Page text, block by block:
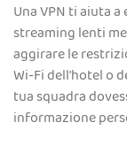
Una VPN ti aiuta
streaming lenti
aggirare le
Wi-Fi dell'hotel o
tua squadra
informazione